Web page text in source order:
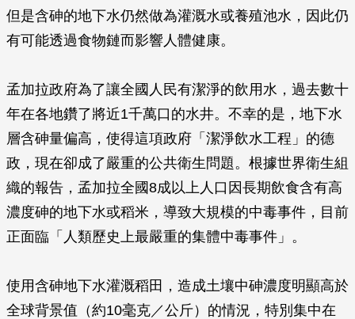
但是含砷的地下水仍然做為灌溉水或養殖池水，因此仍
有可能透過食物鏈而影響人體健康。
孟加拉政府為了讓全國人民有潔淨的飲用水，過去數十
年在各地鑽了將近1千萬口的水井。不幸的是，地下水
層含砷量偏高，使得這項政府「潔淨飲水工程」的德
政，現在卻成了嚴重的公共衛生問題。根據世界衛生組
織的報告，孟加拉全國8成以上人口因長期飲食含有高
濃度砷的地下水或稻米，導致大規模的中毒事件，目前
正面臨「人類歷史上最嚴重的集體中毒事件」。
使用含砷地下水灌溉稻田，造成土壤中砷濃度明顯高於
全球背景值（約10毫克／公斤）的情況，特別集中在